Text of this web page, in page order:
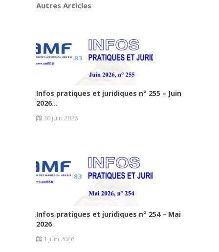
Autres Articles
Infos pratiques et juridiques n° 255 – Juin
2026...
30 juin 2026
Infos pratiques et juridiques n° 254 – Mai
2026
1 juin 2026